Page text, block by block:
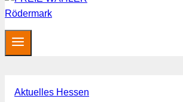
Aktuelles Hessen